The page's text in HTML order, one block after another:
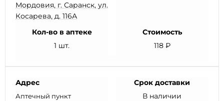
Мордовия, г. Саранск, ул.
Косарева, д. 116А
Кол-во в аптеке
1 шт.
Стоимость
118 ₽
Адрес
Аптечный пункт
Срок доставки
В наличии